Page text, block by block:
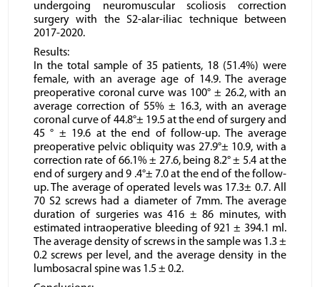
undergoing neuromuscular scoliosis correction
surgery with the S2-alar-iliac technique between
2017-2020.
Results:
In the total sample of 35 patients, 18 (51.4%) were
female, with an average age of 14.9. The average
preoperative coronal curve was 100° ± 26.2, with an
average correction of 55% ± 16.3, with an average
coronal curve of 44.8°± 19.5 at the end of surgery and
45 ° ± 19.6 at the end of follow-up. The average
preoperative pelvic obliquity was 27.9°± 10.9, with a
correction rate of 66.1% ± 27.6, being 8.2° ± 5.4 at the
end of surgery and 9 .4°± 7.0 at the end of the follow-
up. The average of operated levels was 17.3± 0.7. All
70 S2 screws had a diameter of 7mm. The average
duration of surgeries was 416 ± 86 minutes, with
estimated intraoperative bleeding of 921 ± 394.1 ml.
The average density of screws in the sample was 1.3 ±
0.2 screws per level, and the average density in the
lumbosacral spine was 1.5 ± 0.2.